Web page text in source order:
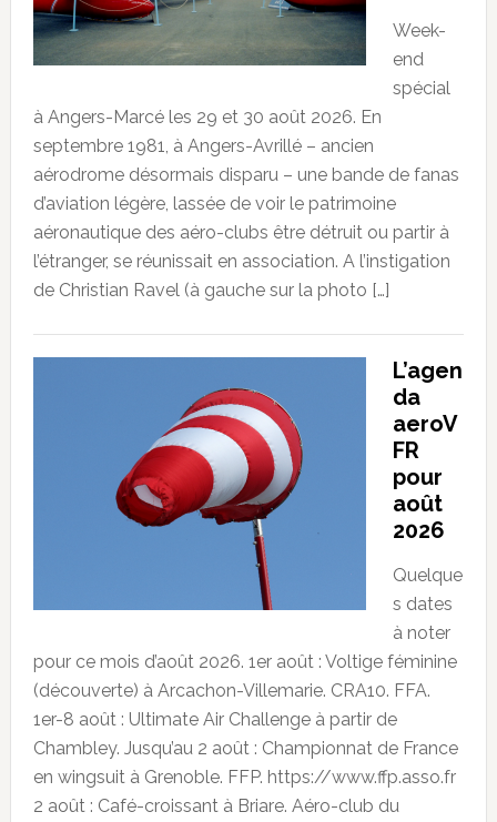
Week-
end
spécial
à Angers-Marcé les 29 et 30 août 2026. En
septembre 1981, à Angers-Avrillé – ancien
aérodrome désormais disparu – une bande de fanas
d’aviation légère, lassée de voir le patrimoine
aéronautique des aéro-clubs être détruit ou partir à
l’étranger, se réunissait en association. A l’instigation
de Christian Ravel (à gauche sur la photo […]
L’agen
da
aeroV
FR
pour
août
2026
Quelque
s dates
à noter
pour ce mois d’août 2026. 1er août : Voltige féminine
(découverte) à Arcachon-Villemarie. CRA10. FFA.
1er-8 août : Ultimate Air Challenge à partir de
Chambley. Jusqu’au 2 août : Championnat de France
en wingsuit à Grenoble. FFP. https://www.ffp.asso.fr
2 août : Café-croissant à Briare. Aéro-club du